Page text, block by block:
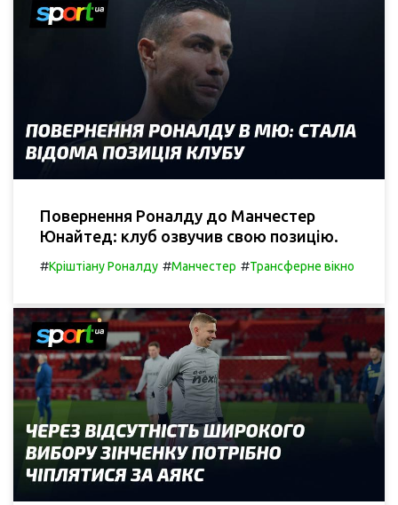
Повернення Роналду до Манчестер
Юнайтед: клуб озвучив свою позицію.
#Кріштіану Роналду #Манчестер #Трансферне вікно